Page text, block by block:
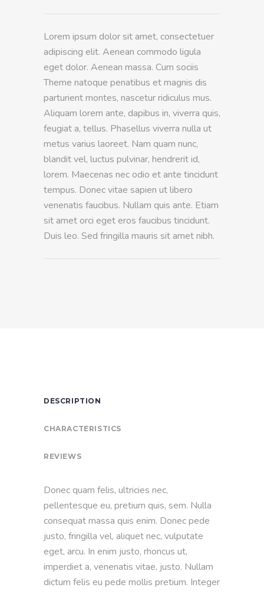
Lorem ipsum dolor sit amet, consectetuer
adipiscing elit. Aenean commodo ligula
eget dolor. Aenean massa. Cum sociis
Theme natoque penatibus et magnis dis
parturient montes, nascetur ridiculus mus.
Aliquam lorem ante, dapibus in, viverra quis,
feugiat a, tellus. Phasellus viverra nulla ut
metus varius laoreet. Nam quam nunc,
blandit vel, luctus pulvinar, hendrerit id,
lorem. Maecenas nec odio et ante tincidunt
tempus. Donec vitae sapien ut libero
venenatis faucibus. Nullam quis ante. Etiam
sit amet orci eget eros faucibus tincidunt.
Duis leo. Sed fringilla mauris sit amet nibh.
DESCRIPTION
CHARACTERISTICS
REVIEWS
Donec quam felis, ultricies nec,
pellentesque eu, pretium quis, sem. Nulla
consequat massa quis enim. Donec pede
justo, fringilla vel, aliquet nec, vulputate
eget, arcu. In enim justo, rhoncus ut,
imperdiet a, venenatis vitae, justo. Nullam
dictum felis eu pede mollis pretium. Integer